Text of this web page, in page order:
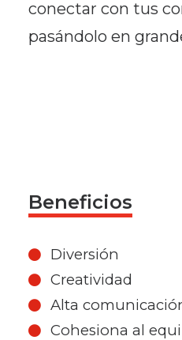
conectar con tus
pasándolo en
Beneficios
Diversión
Creatividad
Alta
Cohesiona al